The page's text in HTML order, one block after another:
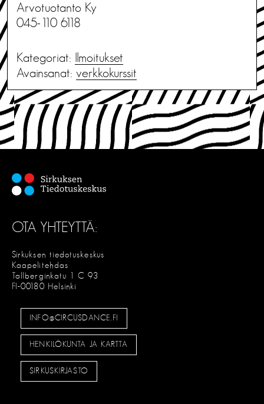
Arvotuotanto Ky
045-110 6118
Kategoriat: Ilmoitukset
Avainsanat: verkkokurssit
OTA YHTEYTTÄ:
Sirkuksen tiedotuskeskus
Kaapelitehdas
Tallberginkatu 1 C 93
FI-00180 Helsinki
INFO@CIRCUSDANCE.FI
HENKILÖKUNTA JA KARTTA
SIRKUSKIRJASTO